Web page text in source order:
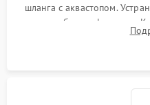
шланга с аквастопом.
патрубках и фильтрах.
управления,